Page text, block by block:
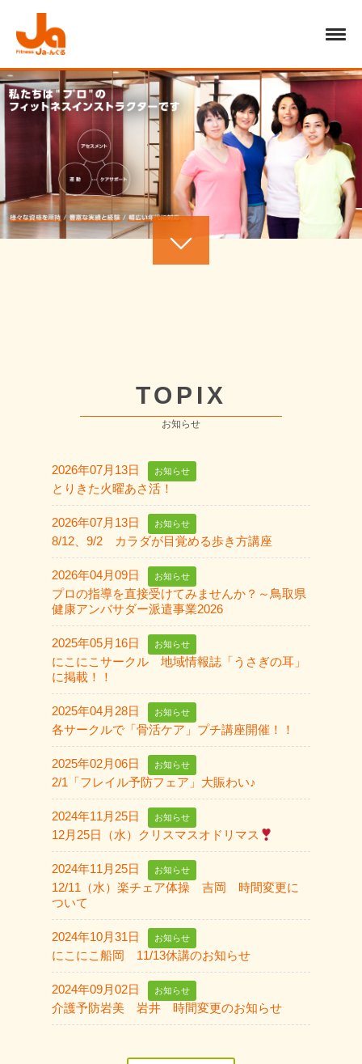
TOPIX
お知らせ
2026年07月13日 お知らせ
とりきた火曜あさ活！
2026年07月13日 お知らせ
8/12、9/2 カラダが目覚める歩き方講座
2026年04月09日 お知らせ
プロの指導を直接受けてみませんか？～鳥取県
健康アンバサダー派遣事業2026
2025年05月16日 お知らせ
にこにこサークル 地域情報誌「うさぎの耳」
に掲載！！
2025年04月28日 お知らせ
各サークルで「骨活ケア」プチ講座開催！！
2025年02月06日 お知らせ
2/1「フレイル予防フェア」大賑わい♪
2024年11月25日 お知らせ
12月25日（水）クリスマスオドリマス
2024年11月25日 お知らせ
12/11（水）楽チェア体操 吉岡 時間変更に
ついて
2024年10月31日 お知らせ
にこにこ船岡 11/13休講のお知らせ
2024年09月02日 お知らせ
介護予防岩美 岩井 時間変更のお知らせ